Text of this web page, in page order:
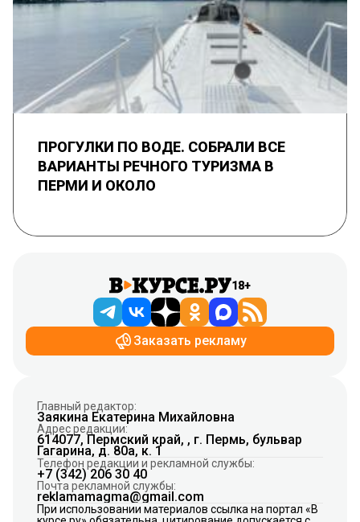
ПРОГУЛКИ ПО ВОДЕ. СОБРАЛИ ВСЕ
ВАРИАНТЫ РЕЧНОГО ТУРИЗМА В
ПЕРМИ И ОКОЛО
18+
Заказать рекламу
Главный редактор:
Заякина Екатерина Михайловна
Адрес редакции:
614077, Пермский край, , г. Пермь, бульвар
Гагарина, д. 80а, к. 1
Телефон редакции и рекламной службы:
+7 (342) 206 30 40
Почта рекламной службы:
reklamamagma@gmail.com
При использовании материалов ссылка на портал «В